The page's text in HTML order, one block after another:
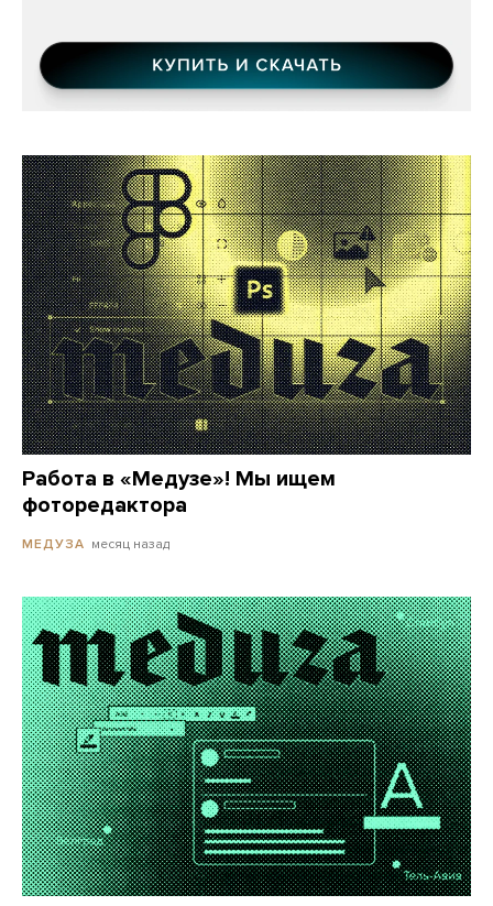
Работа в «Медузе»! Мы ищем
фоторедактора
МЕДУЗА месяц назад